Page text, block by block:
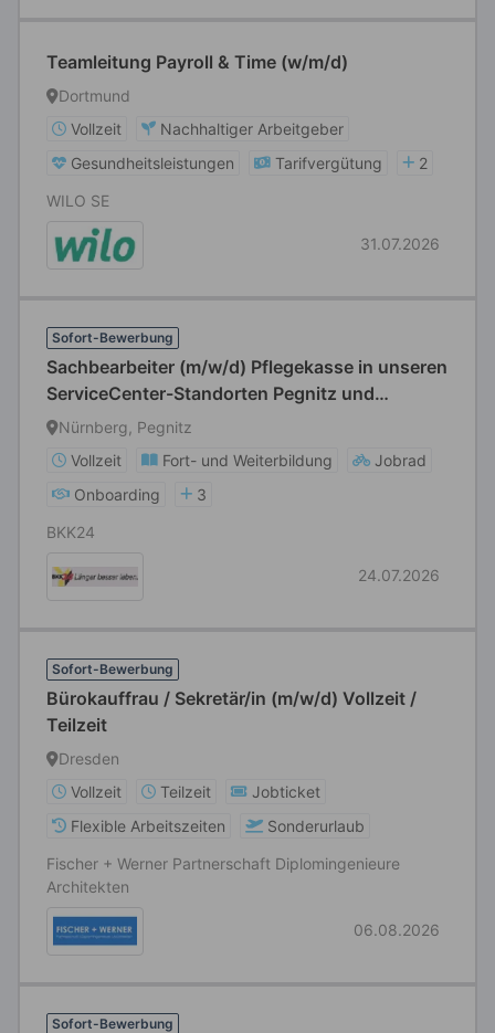
Teamleitung Payroll & Time (w/m/d)
Dortmund
Vollzeit
Nachhaltiger Arbeitgeber
Gesundheitsleistungen
Tarifvergütung
2
WILO SE
31.07.2026
Sofort-Bewerbung
Sachbearbeiter (m/w/d) Pflegekasse in unseren
ServiceCenter-Standorten Pegnitz und
Nürnberg
Nürnberg, Pegnitz
Vollzeit
Fort- und Weiterbildung
Jobrad
Onboarding
3
BKK24
24.07.2026
Sofort-Bewerbung
Bürokauffrau / Sekretär/in (m/w/d) Vollzeit /
Teilzeit
Dresden
Vollzeit
Teilzeit
Jobticket
Flexible Arbeitszeiten
Sonderurlaub
Fischer + Werner Partnerschaft Diplomingenieure
Architekten
06.08.2026
Sofort-Bewerbung